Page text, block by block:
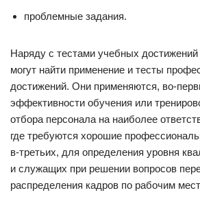
проблемные задания.
Наряду с тестами учебных
могут найти применение и тесты
достижений. Они применяются, во-
эффективности обучения или
отбора персонала на наиболее
где требуются хорошие
в-третьих, для определения уровня
и служащих при решении вопросов
распределения кадров по рабочим